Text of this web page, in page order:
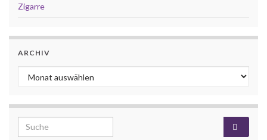
Zigarre
ARCHIV
Archiv
Search for: